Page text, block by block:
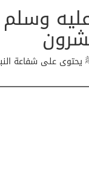
يحتوى على شفاعة